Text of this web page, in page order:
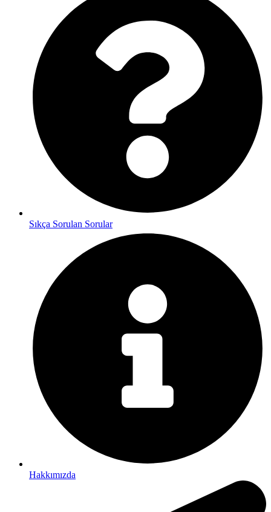
Sıkça Sorulan Sorular
Hakkımızda